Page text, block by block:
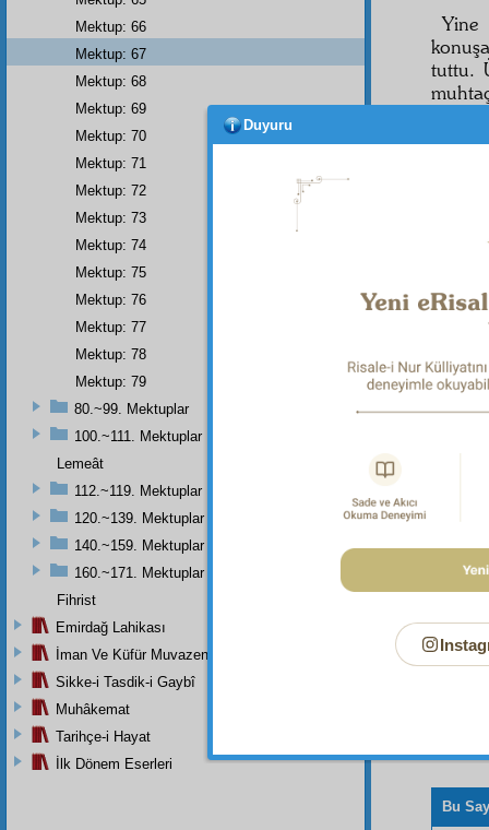
tuttu.
Bu
Mektup: 66
Mektup: 67
Mektup: 68
Mektup: 69
Mektup: 70
Mektup: 71
Mektup: 72
Mektup: 73
Mektup: 74
Mektup: 75
Mektup: 76
Mektup: 77
Mektup: 78
Mektup: 79
80.~99. Mektuplar
100.~111. Mektuplar
Lemeât
112.~119. Mektuplar
120.~139. Mektuplar
140.~159. Mektuplar
160.~171. Mektuplar
Fihrist
Emirdağ Lahikası
İman Ve Küfür Muvazeneleri
Sikke-i Tasdik-i Gaybî
Muhâkemat
Tarihçe-i Hayat
İlk Dönem Eserleri
Duyuru